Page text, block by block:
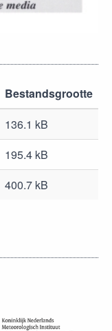
Bestandsgrootte
136.1 kB
195.4 kB
400.7 kB